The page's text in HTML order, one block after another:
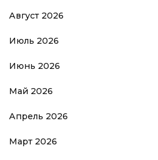
Август 2026
Июль 2026
Июнь 2026
Май 2026
Апрель 2026
Март 2026